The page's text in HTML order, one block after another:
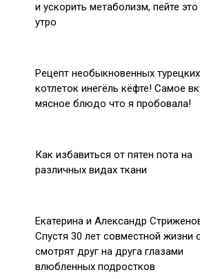
и ускорить метаболизм, пейте
утро
Рецепт необыкновенных турецких
котлеток инегёль кёфте! Самое
мясное блюдо что я пробовала!
Как избавиться от пятен пота на
различных видах ткани
Екатерина и Александр
Спустя 30 лет совместной жизни
смотрят друг на друга глазами
влюбленных подростков